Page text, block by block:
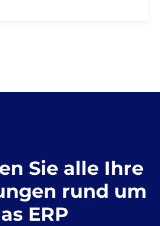
Sie alle Ihre
rund um
ERP